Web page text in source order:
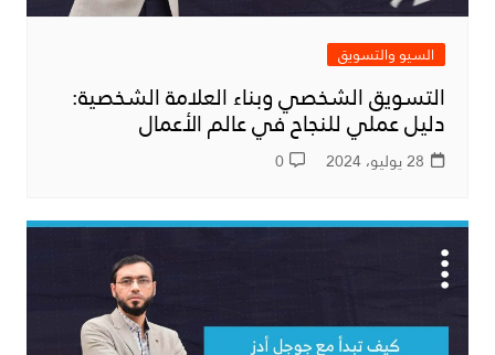
السيو والتسويق
التسويق الشخصي وبناء العلامة الشخصية:
دليل عملي للنجاح في عالم الأعمال
28 يوليو، 2024 0